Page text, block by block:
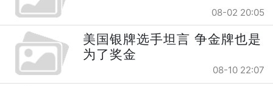
08-02 20:05
美国银牌选手坦言 争金牌也是
为了奖金
08-10 22:07